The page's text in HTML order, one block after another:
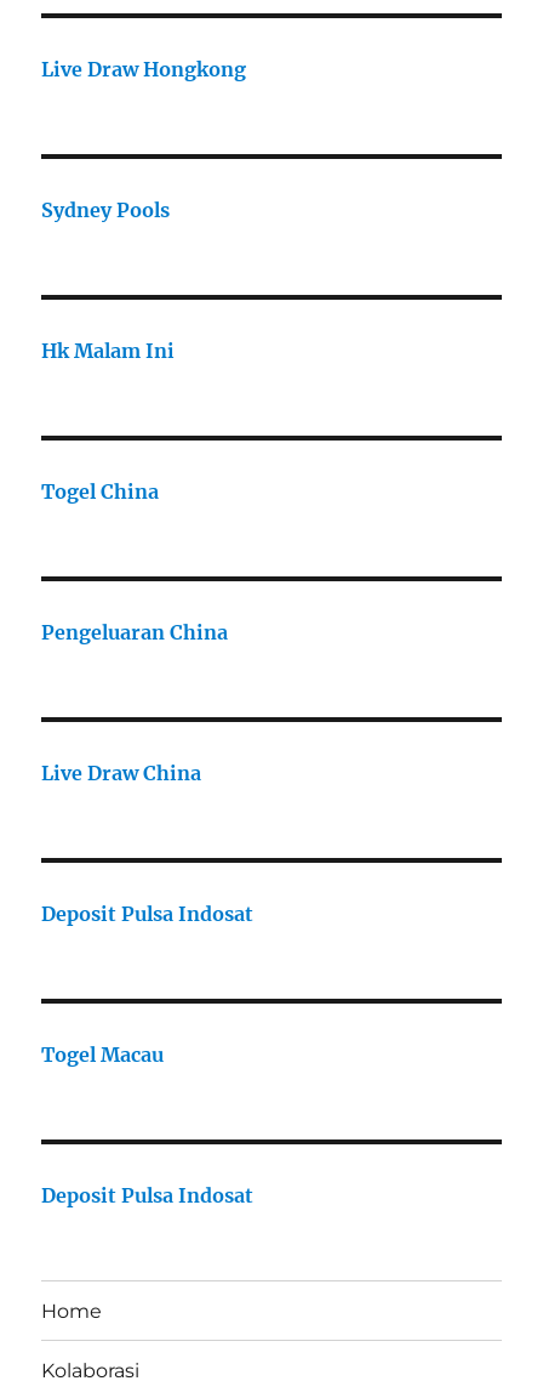
Live Draw Hongkong
Sydney Pools
Hk Malam Ini
Togel China
Pengeluaran China
Live Draw China
Deposit Pulsa Indosat
Togel Macau
Deposit Pulsa Indosat
Home
Kolaborasi